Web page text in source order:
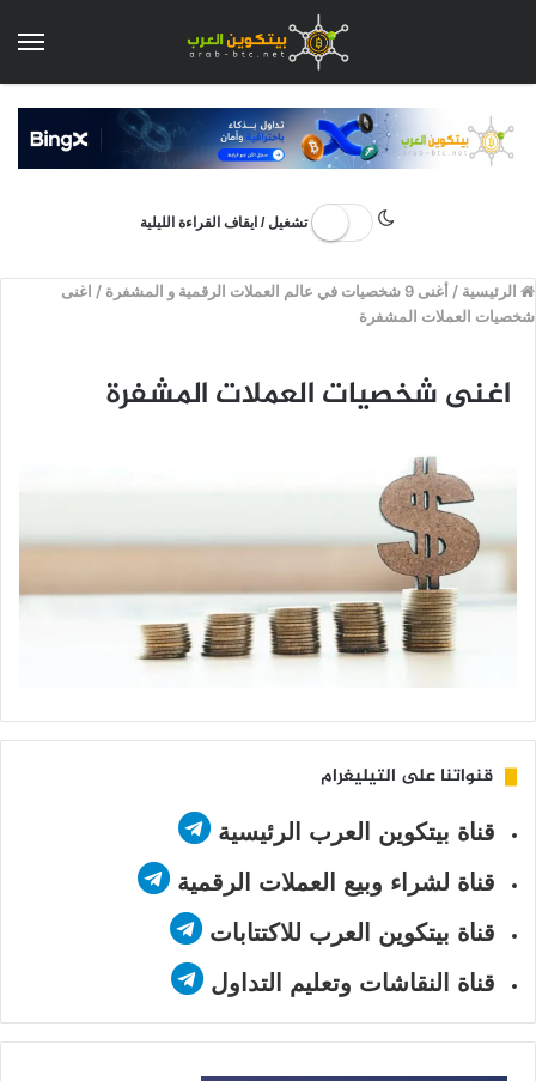
تشغيل / ايقاف القراءة الليلية
الرئيسية /أغنى 9 شخصيات في عالم العملات الرقمية و المشفرة / اغنى
شخصيات العملات المشفرة
اغنى شخصيات العملات المشفرة
قنواتنا على التيليغرام
قناة بيتكوين العرب الرئيسية
قناة لشراء وبيع العملات الرقمية
قناة بيتكوين العرب للاكتتابات
قناة النقاشات وتعليم التداول